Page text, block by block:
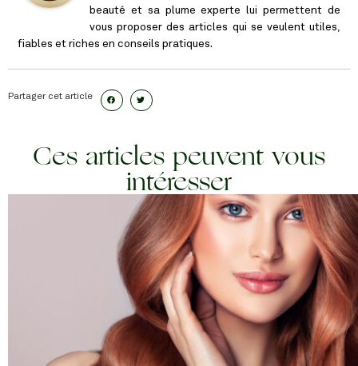
beauté et sa plume experte lui permettent de
vous proposer des articles qui se veulent utiles,
fiables et riches en conseils pratiques.
Partager cet article
Ces articles peuvent vous
intéresser